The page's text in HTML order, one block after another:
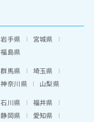
岩手県
宮城県
福島県
群馬県
埼玉県
神奈川県
山梨県
石川県
福井県
静岡県
愛知県